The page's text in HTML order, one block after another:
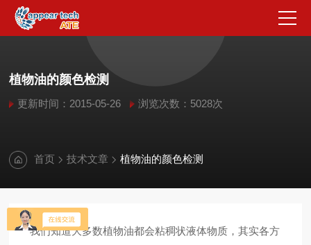
植物油的颜色检测
更新时间：2015-05-26 浏览次数：5028次
首页 技术文章 植物油的颜色检测
我们知道大多数植物油都会粘稠状液体物质，其实各方